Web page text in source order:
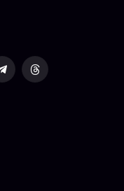
TelegramThreads